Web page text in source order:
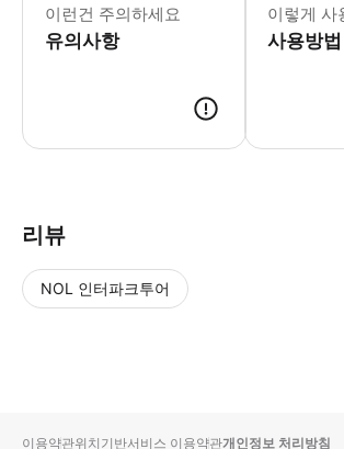
이런건 주의하세요
유의사항
이렇게 사
사용방법
리뷰
NOL 인터파크투어
순
상
이용약관위치기반서비스 이용약관개인정보 처리방침